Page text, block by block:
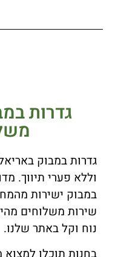
גדרות
גדרות במבוק
וללא פערי תיווך.
במבוק ישירות
שירות משלוחים
נוח וקל באתר שלנו.